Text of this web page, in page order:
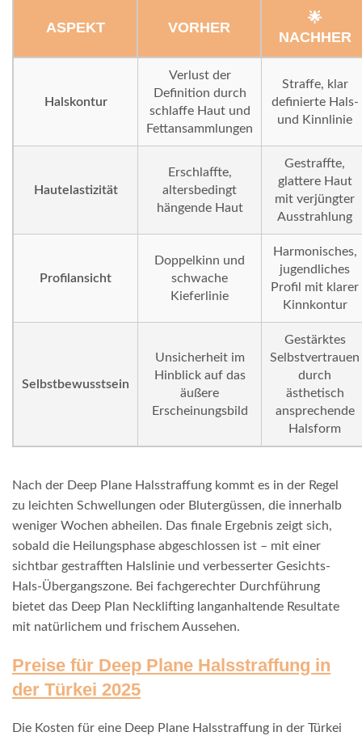
ASPEKT VORHER
🌟
NACHHER
Halskontur
Verlust der
Definition durch
schlaffe Haut und
Fettansammlungen
Straffe, klar
definierte Hals-
und Kinnlinie
Hautelastizität
Erschlaffte,
altersbedingt
hängende Haut
Gestraffte,
glattere Haut
mit verjüngter
Ausstrahlung
Profilansicht
Doppelkinn und
schwache
Kieferlinie
Harmonisches,
jugendliches
Profil mit klarer
Kinnkontur
Selbstbewusstsein
Unsicherheit im
Hinblick auf das
äußere
Erscheinungsbild
Gestärktes
Selbstvertrauen
durch
ästhetisch
ansprechende
Halsform
Nach der Deep Plane Halsstraffung kommt es in der Regel
zu leichten Schwellungen oder Blutergüssen, die innerhalb
weniger Wochen abheilen. Das finale Ergebnis zeigt sich,
sobald die Heilungsphase abgeschlossen ist – mit einer
sichtbar gestrafften Halslinie und verbesserter Gesichts-
Hals-Übergangszone. Bei fachgerechter Durchführung
bietet das Deep Plan Necklifting langanhaltende Resultate
mit natürlichem und frischem Aussehen.
Preise für Deep Plane Halsstraffung in
der Türkei 2025
Die Kosten für eine Deep Plane Halsstraffung in der Türkei